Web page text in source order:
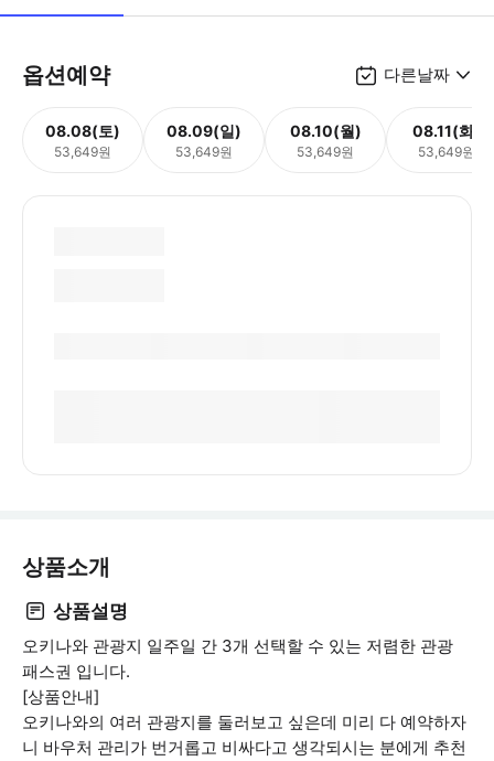
옵션예약 다른날짜
08.08(토)
53,649원
08.09(일)
53,649원
08.10(월)
53,649원
08.11(화)
53,649원
상품소개
상품설명
오키나와 관광지 일주일 간 3개 선택할 수 있는 저렴한 관광
패스권 입니다.
[상품안내]
오키나와의 여러 관광지를 둘러보고 싶은데 미리 다 예약하자
니 바우처 관리가 번거롭고 비싸다고 생각되시는 분에게 추천